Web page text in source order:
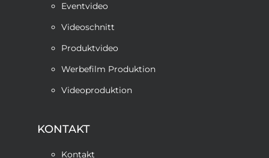
Eventvideo
Videoschnitt
Produktvideo
Werbefilm Produktion
Videoproduktion
KONTAKT
Kontakt